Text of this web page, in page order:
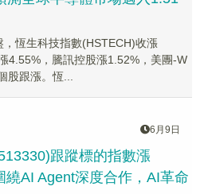
恆生科技指數(HSTECH)收漲
4.55%，騰訊控股漲1.52%，美團-W
股跟漲。恆...
6月9日
跟蹤標的指數漲
AI Agent深度合作，AI革命